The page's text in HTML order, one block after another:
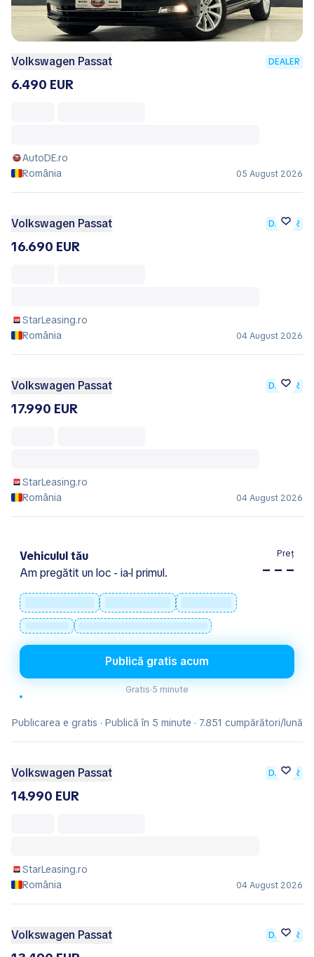
Volkswagen Passat DEALER
6.490 EUR
AutoDE.ro
România
05 August 2026
Volkswagen Passat DEALER
16.690 EUR
StarLeasing.ro
România
04 August 2026
Volkswagen Passat DEALER
17.990 EUR
StarLeasing.ro
România
04 August 2026
Vehiculul tău
Am pregătit un loc - ia-l primul.
Preț
– – –
Publică gratis acum
Gratis·5 minute
Publicarea e gratis · Publică în 5 minute · 7.851 cumpărători/lună
Volkswagen Passat DEALER
14.990 EUR
StarLeasing.ro
România
04 August 2026
Volkswagen Passat DEALER